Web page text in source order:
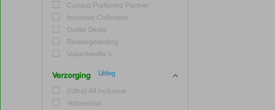
Cunard Preferred Partner
Inclusive Collection
Outlet Deals
Reisbegeleiding
Vakantievilla's
Verzorging Uitleg
(Ultra) All Inclusive
Volpension